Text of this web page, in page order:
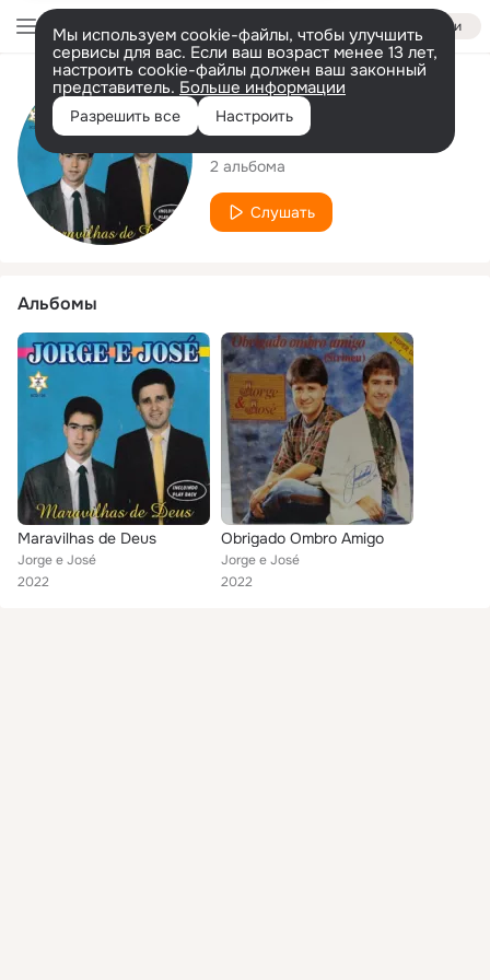
Войти
Мы используем cookie-файлы, чтобы улучшить
сервисы для вас. Если ваш возраст менее 13 лет,
настроить cookie-файлы должен ваш законный
представитель. Больше информации
Разрешить все Настроить
Исполнитель
Jorge e José
2 альбома
Слушать
Альбомы
Maravilhas de Deus
Jorge e José
2022
Obrigado Ombro Amigo
Jorge e José
2022